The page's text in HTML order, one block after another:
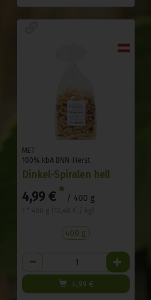
MET
100% kbA BNN-Herst
Dinkel-Spiralen hell
4,99 € * / 400 g
400 g
Anzahl
4,99 €